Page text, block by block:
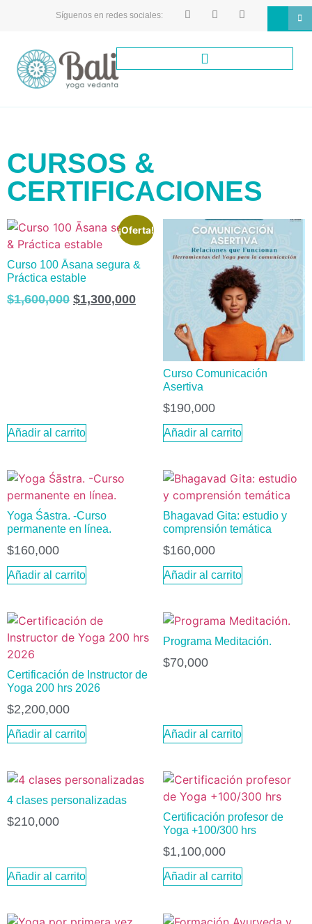
Síguenos en redes sociales:
CURSOS &
CERTIFICACIONES
¡Oferta!
Curso 100 Āsana segura &
Práctica estable
$1,600,000 $1,300,000
Añadir al carrito
Curso Comunicación
Asertiva
$190,000
Añadir al carrito
Yoga Śāstra. -Curso
permanente en línea.
$160,000
Añadir al carrito
Bhagavad Gita: estudio y
comprensión temática
$160,000
Añadir al carrito
Certificación de Instructor de
Yoga 200 hrs 2026
$2,200,000
Añadir al carrito
Programa Meditación.
$70,000
Añadir al carrito
4 clases personalizadas
$210,000
Añadir al carrito
Certificación profesor de
Yoga +100/300 hrs
$1,100,000
Añadir al carrito